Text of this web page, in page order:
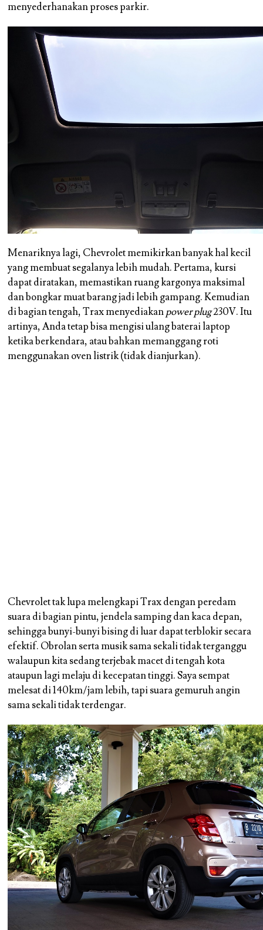
menyederhanakan proses parkir.
Menariknya lagi, Chevrolet memikirkan banyak hal kecil
yang membuat segalanya lebih mudah. Pertama, kursi
dapat diratakan, memastikan ruang kargonya maksimal
dan bongkar muat barang jadi lebih gampang. Kemudian
di bagian tengah, Trax menyediakanpower plug230V. Itu
artinya, Anda tetap bisa mengisi ulang baterai laptop
ketika berkendara, atau bahkan memanggang roti
menggunakan oven listrik (tidak dianjurkan).
Chevrolet tak lupa melengkapi Trax dengan peredam
suara di bagian pintu, jendela samping dan kaca depan,
sehingga bunyi-bunyi bising di luar dapat terblokir secara
efektif. Obrolan serta musik sama sekali tidak terganggu
walaupun kita sedang terjebak macet di tengah kota
ataupun lagi melaju di kecepatan tinggi. Saya sempat
melesat di 140km/jam lebih, tapi suara gemuruh angin
sama sekali tidak terdengar.